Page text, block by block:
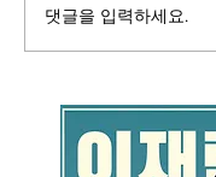
댓글을 입력하세요.